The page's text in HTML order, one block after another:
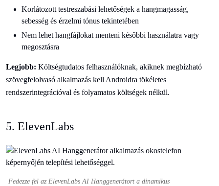
Korlátozott testreszabási lehetőségek a hangmagasság,
sebesség és érzelmi tónus tekintetében
Nem lehet hangfájlokat menteni későbbi használatra vagy
megosztásra
Legjobb: Költségtudatos felhasználóknak, akiknek megbízható
szövegfelolvasó alkalmazás kell Androidra tökéletes
rendszerintegrációval és folyamatos költségek nélkül.
5. ElevenLabs
Fedezze fel az ElevenLabs AI Hanggenerátort a dinamikus